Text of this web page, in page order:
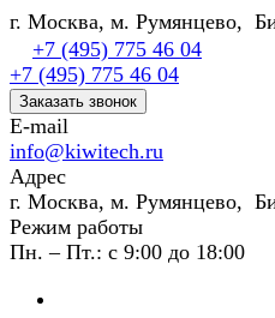
г. Москва, м. Румянцево,
+7 (495) 775 46 04
+7 (495) 775 46 04
Заказать звонок
E-mail
info@kiwitech.ru
Адрес
г. Москва, м. Румянцево,
Режим работы
Пн. – Пт.: с 9:00 до 18:00